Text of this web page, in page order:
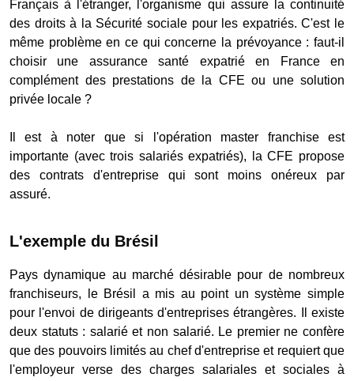
Français à l'étranger, l'organisme qui assure la continuité
des droits à la Sécurité sociale pour les expatriés. C'est le
même problème en ce qui concerne la prévoyance : faut-il
choisir une assurance santé expatrié en France en
complément des prestations de la CFE ou une solution
privée locale ?
Il est à noter que si l'opération master franchise est
importante (avec trois salariés expatriés), la CFE propose
des contrats d'entreprise qui sont moins onéreux par
assuré.
L'exemple du Brésil
Pays dynamique au marché désirable pour de nombreux
franchiseurs, le Brésil a mis au point un système simple
pour l'envoi de dirigeants d'entreprises étrangères. Il existe
deux statuts : salarié et non salarié. Le premier ne confère
que des pouvoirs limités au chef d'entreprise et requiert que
l'employeur verse des charges salariales et sociales à